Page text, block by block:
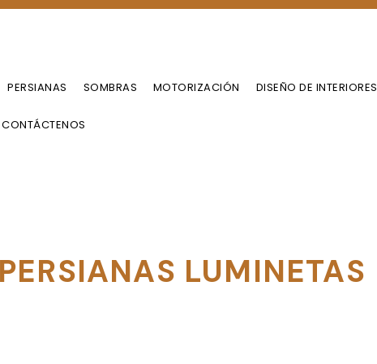
PERSIANAS SOMBRAS MOTORIZACIÓN DISEÑO DE INTERIORES
CONTÁCTENOS
PERSIANAS LUMINETAS